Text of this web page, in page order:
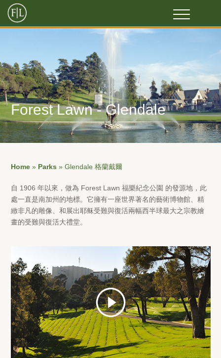
Forest Lawn - Glendale
Home » Parks »Glendale 格蘭戴爾
自 1906 年以來，做為 Forest Lawn 福樂紀念公園 的發源地，此
處一直是南加州的地標。它擁有一座世界著名的藝術博物館、精
緻非凡的雕像、和展出耶稣受難與復活兩幅西半球最大之宗教繪
畫的受難與復活大禮堂。